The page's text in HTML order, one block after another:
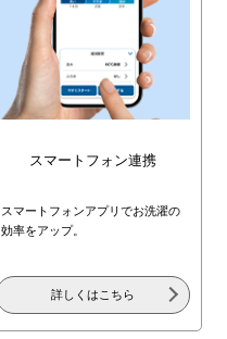
スマートフォン連携
スマートフォンアプリでお洗濯の
効率をアップ。
詳しくはこちら